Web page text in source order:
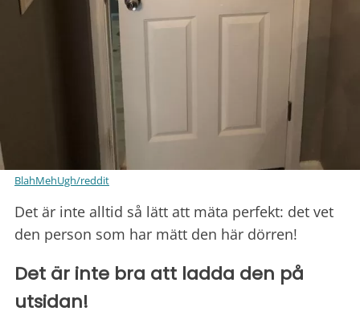
BlahMehUgh/reddit
Det är inte alltid så lätt att mäta perfekt: det vet
den person som har mätt den här dörren!
Det är inte bra att ladda den på
utsidan!